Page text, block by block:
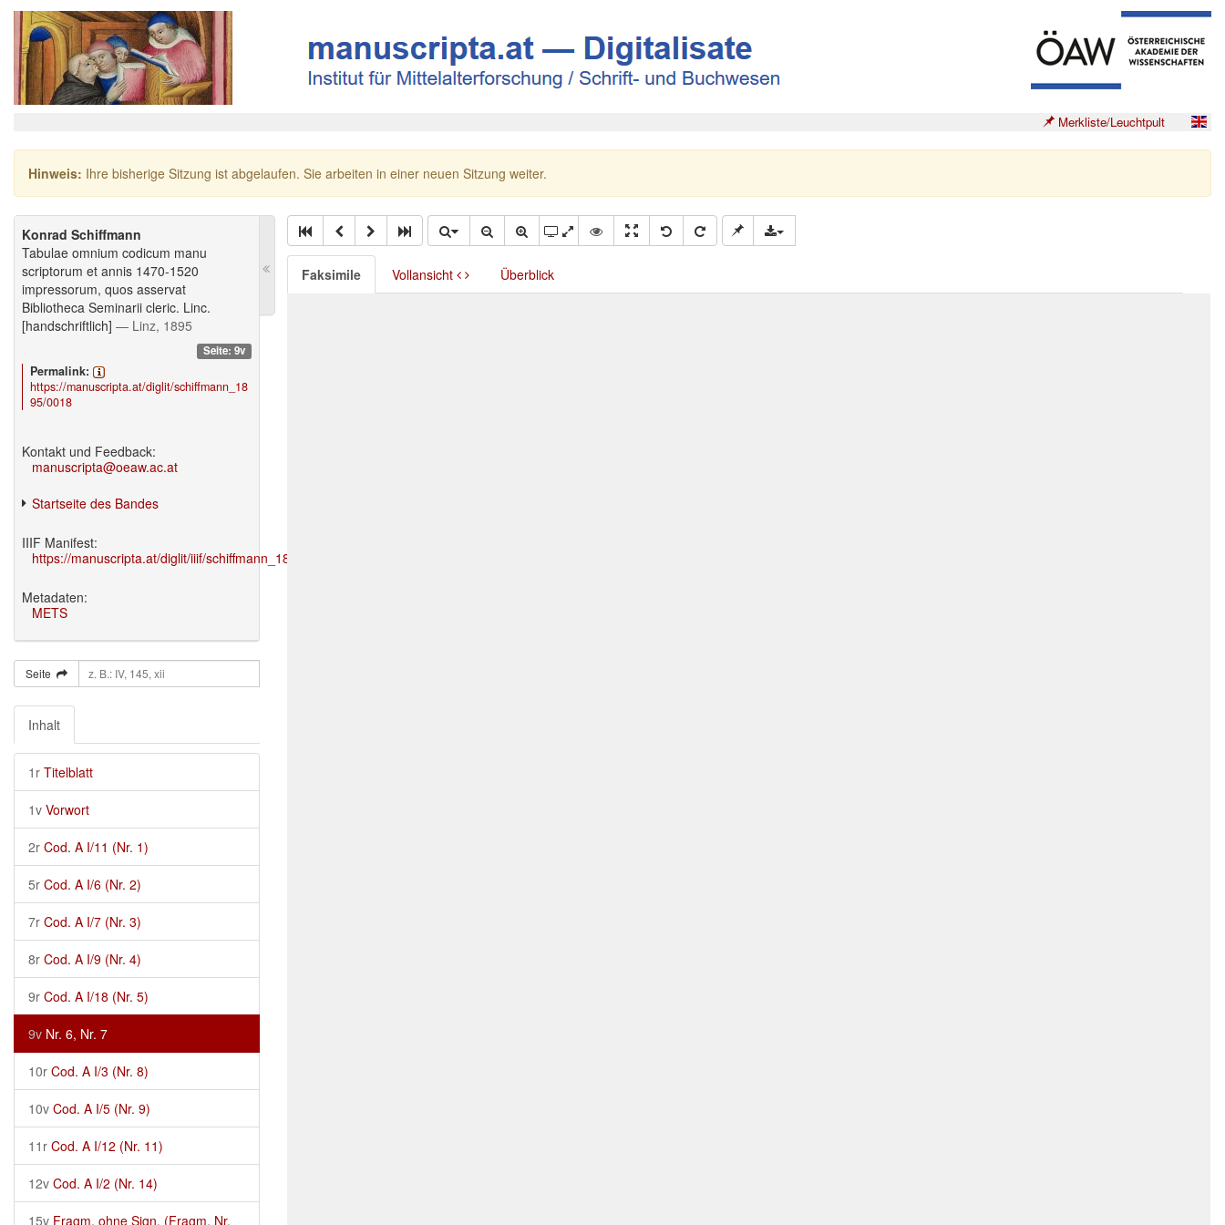
Merkliste/Leuchtpult
Hinweis: Ihre bisherige Sitzung ist abgelaufen. Sie arbeiten in einer neuen Sitzung weiter.
Konrad Schiffmann
Tabulae omnium codicum manu
scriptorum et annis 1470-1520
impressorum, quos asservat
Bibliotheca Seminarii cleric. Linc.
[handschriftlich] — Linz, 1895
Seite: 9v
Permalink:
https://manuscripta.at/diglit/schiffmann_18
95/0018
Kontakt und Feedback:
manuscripta@oeaw.ac.at
Startseite des Bandes
IIIF Manifest:
https://manuscripta.at/diglit/iiif/schiffmann_1895/manifest.json
Metadaten:
METS
Seite
Inhalt
1r Titelblatt
1v Vorwort
2r Cod. A I/11 (Nr. 1)
5r Cod. A I/6 (Nr. 2)
7r Cod. A I/7 (Nr. 3)
8r Cod. A I/9 (Nr. 4)
9r Cod. A I/18 (Nr. 5)
9v Nr. 6, Nr. 7
10r Cod. A I/3 (Nr. 8)
10v Cod. A I/5 (Nr. 9)
11r Cod. A I/12 (Nr. 11)
12v Cod. A I/2 (Nr. 14)
15v Fragm. ohne Sign. (Fragm. Nr.
Faksimile Vollansicht Überblick